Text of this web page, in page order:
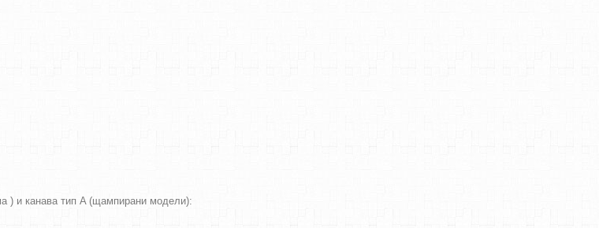
) и канава тип A (щампирани модели):